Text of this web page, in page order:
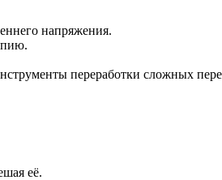
напряжения.
переработки сложных
её.